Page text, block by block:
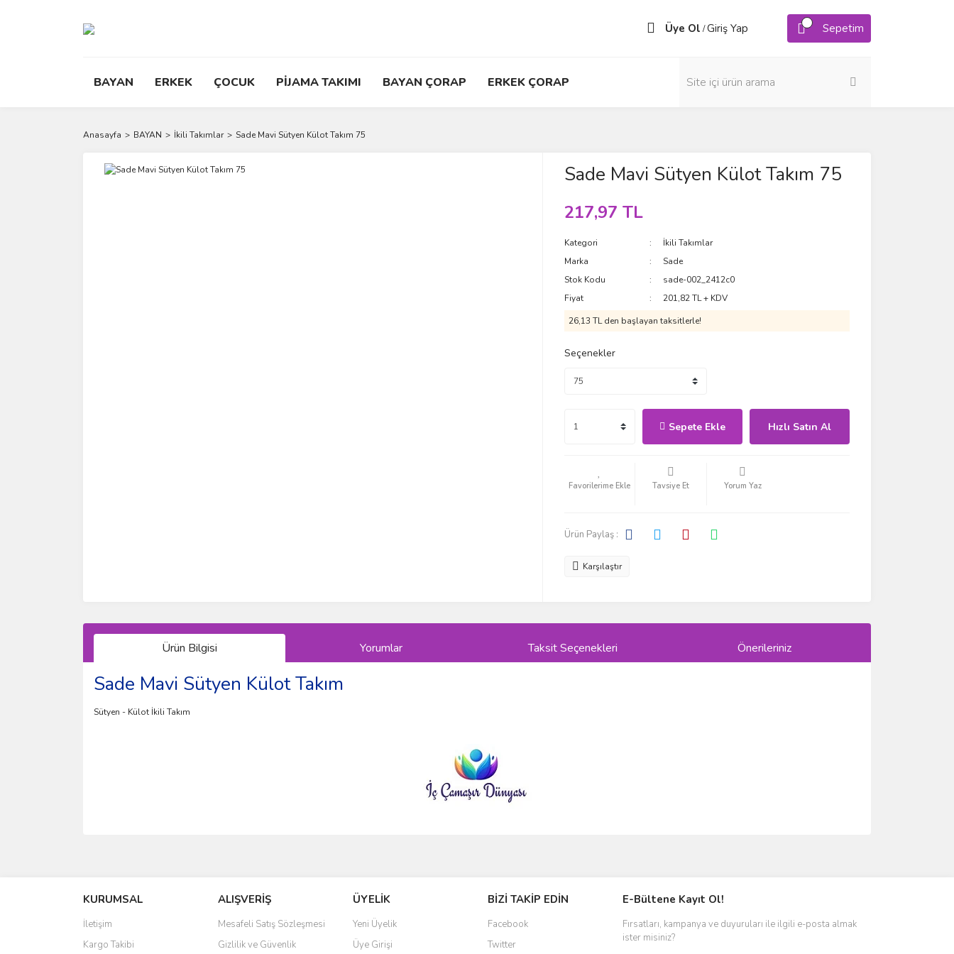
Üye Ol /Giriş Yap Sepetim
BAYAN ERKEK ÇOCUK PİJAMA TAKIMI BAYAN ÇORAP ERKEK ÇORAP
Anasayfa BAYAN İkili Takımlar Sade Mavi Sütyen Külot Takım 75
Sade Mavi Sütyen Külot Takım 75
217,97 TL
Kategori
İkili Takımlar
Marka
Sade
Stok Kodu
sade-002_2412c0
Fiyat
201,82 TL + KDV
26,13 TL den başlayan taksitlerle!
Seçenekler
Sepete Ekle Hızlı Satın Al
Tavsiye Et Yorum Yaz
Ürün Paylaş :
Karşılaştır
Ürün Bilgisi Yorumlar Taksit Seçenekleri Önerileriniz
Sade Mavi Sütyen Külot Takım
Sütyen - Külot İkili Takım
Ürün resmi kalitesiz, bozuk veya görüntülenemiyor.
Ürün açıklamasında eksik bilgiler bulunuyor.
Ürün bilgilerinde hatalar bulunuyor.
KURUMSAL
İletişim
Kargo Takibi
ALIŞVERİŞ
Mesafeli Satış Sözleşmesi
Gizlilik ve Güvenlik
ÜYELİK
Yeni Üyelik
Üye Girişi
BİZİ TAKİP EDİN
Facebook
Twitter
E-Bültene Kayıt Ol!
Fırsatları, kampanya ve duyuruları ile ilgili e-posta almak
ister misiniz?